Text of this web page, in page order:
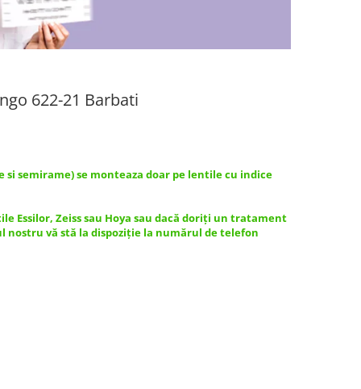
622-21 Barbati
si semirame) se monteaza doar pe lentile cu indice
Essilor, Zeiss sau Hoya sau dacă doriți un tratament
vă stă la dispoziție la numărul de telefon